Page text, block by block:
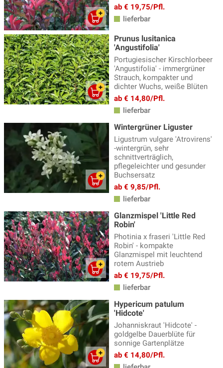
ab € 19,75/Pfl.
lieferbar
Prunus lusitanica
'Angustifolia'
Portugiesischer Kirschlorbeer
'Angustifolia' - immergrüner
Strauch, kompakter und
dichter Wuchs, weiße Blüten
ab € 14,80/Pfl.
lieferbar
Wintergrüner Liguster
Ligustrum vulgare 'Atrovirens'
-wintergrün, sehr
schnittverträglich,
pflegeleichter und gesunder
Buchsersatz
ab € 9,85/Pfl.
lieferbar
Glanzmispel 'Little Red
Robin'
Photinia x fraseri 'Little Red
Robin' - kompakte
Glanzmispel mit leuchtend
rotem Austrieb
ab € 19,75/Pfl.
lieferbar
Hypericum patulum
'Hidcote'
Johanniskraut 'Hidcote' -
goldgelbe Dauerblüte für
sonnige Gartenplätze
ab € 14,80/Pfl.